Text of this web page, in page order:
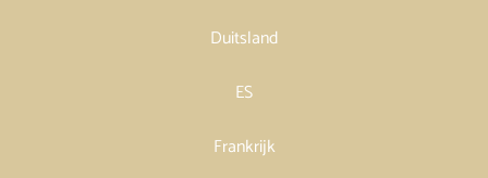
Duitsland
ES
Frankrijk